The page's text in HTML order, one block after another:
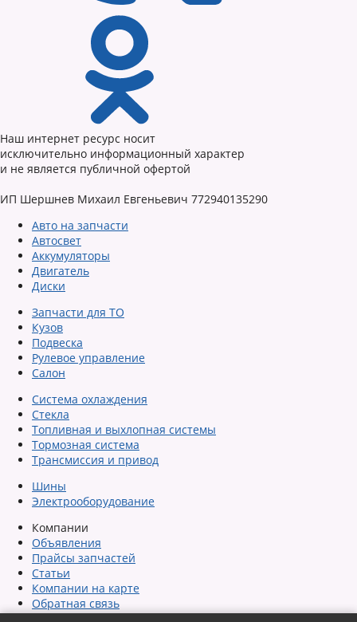
Наш интернет ресурс носит
исключительно информационный характер
и не является публичной офертой
ИП Шершнев Михаил Евгеньевич 772940135290
Авто на запчасти
Автосвет
Аккумуляторы
Двигатель
Диски
Запчасти для ТО
Кузов
Подвеска
Рулевое управление
Салон
Система охлаждения
Стекла
Топливная и выхлопная системы
Тормозная система
Трансмиссия и привод
Шины
Электрооборудование
Компании
Объявления
Прайсы запчастей
Статьи
Компании на карте
Обратная связь
Сообщить об ошибке